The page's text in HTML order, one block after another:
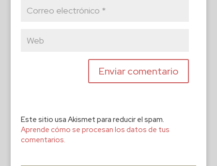
Este sitio usa Akismet para reducir el spam.
Aprende cómo se procesan los datos de tus
comentarios.